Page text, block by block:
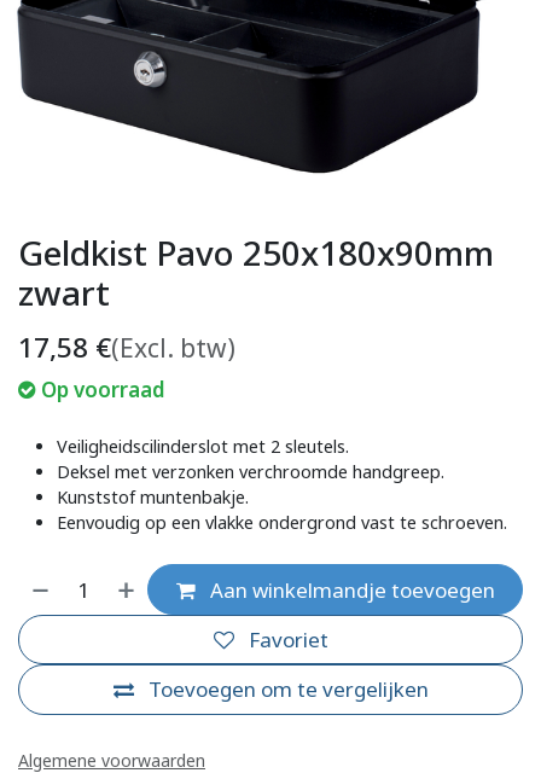
Geldkist Pavo 250x180x90mm
zwart
17,58 €(Excl. btw)
Op voorraad
Veiligheidscilinderslot met 2 sleutels.
Deksel met verzonken verchroomde handgreep.
Kunststof muntenbakje.
Eenvoudig op een vlakke ondergrond vast te schroeven.
Aan winkelmandje toevoegen
Toevoegen om te vergelijken
Favoriet
Algemene voorwaarden